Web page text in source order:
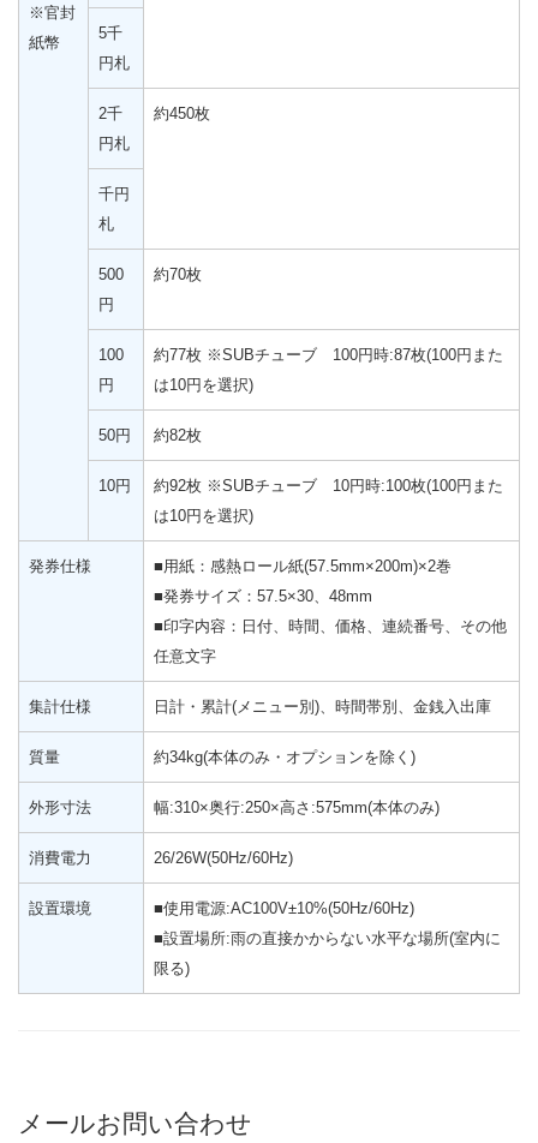
※官封
紙幣
5千
円札
2千
円札
約450枚
千円
札
500
円
約70枚
100
円
約77枚 ※SUBチューブ 100円時:87枚(100円また
は10円を選択)
50円 約82枚
10円
約92枚 ※SUBチューブ 10円時:100枚(100円また
は10円を選択)
発券仕様
■用紙：感熱ロール紙(57.5mm×200m)×2巻
■発券サイズ：57.5×30、48mm
■印字内容：日付、時間、価格、連続番号、その他
任意文字
集計仕様 日計・累計(メニュー別)、時間帯別、金銭入出庫
質量 約34kg(本体のみ・オプションを除く)
外形寸法 幅:310×奥行:250×高さ:575mm(本体のみ)
消費電力 26/26W(50Hz/60Hz)
設置環境
■使用電源:AC100V±10%(50Hz/60Hz)
■設置場所:雨の直接かからない水平な場所(室内に
限る)
メールお問い合わせ